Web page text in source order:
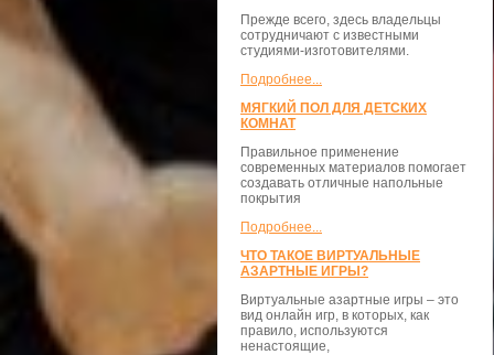
Прежде всего, здесь владельцы
сотрудничают с известными
студиями-изготовителями.
Подробнее...
МЯГКИЙ ПОЛ ДЛЯ ДЕТСКИХ
КОМНАТ
Правильное применение
современных материалов помогает
создавать отличные напольные
покрытия
Подробнее...
ЧТО ТАКОЕ ВИРТУАЛЬНЫЕ
АЗАРТНЫЕ ИГРЫ?
Виртуальные азартные игры – это
вид онлайн игр, в которых, как
правило, используются
ненастоящие,